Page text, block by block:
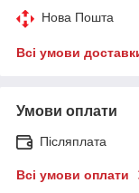
Нова Пошта
Всі умови
Умови оплати
Післяплата
Всі умови оплати